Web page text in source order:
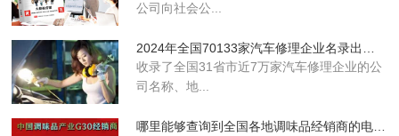
公司向社会公...
收录了全国31省市近7万家汽车修理企业的公
司名称、地...